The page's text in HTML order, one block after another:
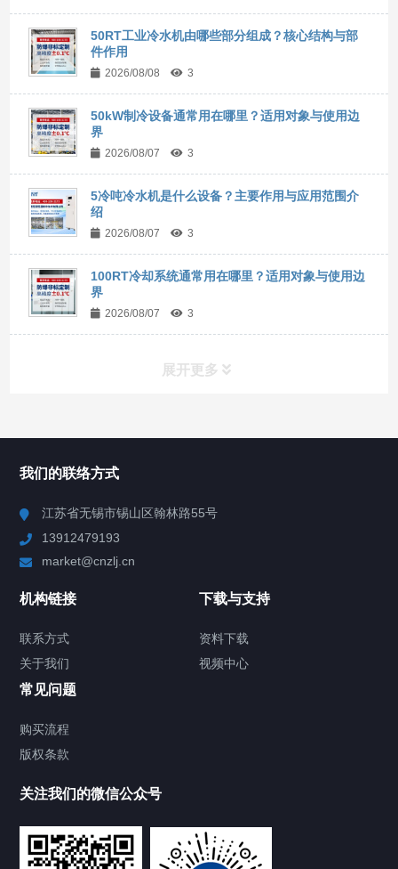
50RT工业冷水机由哪些部分组成？核心结构与部
件作用
2026/08/08 3
50kW制冷设备通常用在哪里？适用对象与使用边
界
2026/08/07 3
5冷吨冷水机是什么设备？主要作用与应用范围介
绍
2026/08/07 3
100RT冷却系统通常用在哪里？适用对象与使用边
界
2026/08/07 3
展开更多
Chiller高精度制冷循环器
TCU温度控制单元
Chiller气体控温系统
Chamber试验箱
我们的联络方式
江苏省无锡市锡山区翰林路55号
13912479193
market@cnzlj.cn
机构链接
联系方式
关于我们
下载与支持
资料下载
视频中心
常见问题
购买流程
版权条款
关注我们的微信公众号